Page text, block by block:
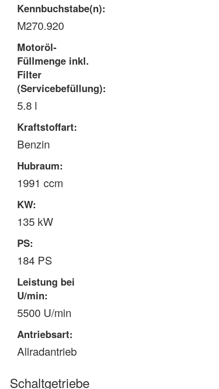
Kennbuchstabe(n):
M270.920
Motoröl-
Füllmenge inkl.
Filter
(Servicebefüllung):
5.8 l
Kraftstoffart:
Benzin
Hubraum:
1991 ccm
KW:
135 kW
PS:
184 PS
Leistung bei
U/min:
5500 U/min
Antriebsart:
Allradantrieb
Schaltgetriebe